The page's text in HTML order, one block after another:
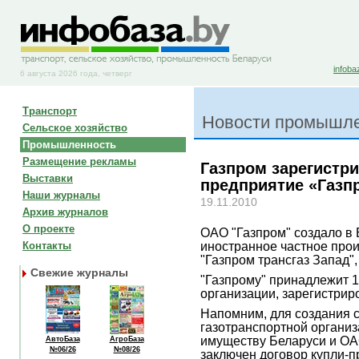
6 августа 2026 года, четверг
Транспорт
Сельское хозяйство
Промышленность
Размещение рекламы
Выставки
Наши журналы
Архив журналов
О проекте
Контакты
Свежие журналы
АвтоБаза
№06/26
АгроБаза
№08/26
Новости
Газпром
предприятие
19.11.2010
ОАО "Газпром" создало в
иностранное частное
"Газпром трансгаз
"Газпрому" принадлежит
организации,
Напомним, для создания
газотранспортной
имуществу Беларуси и
заключен договор купли-